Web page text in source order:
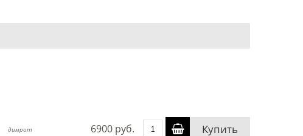
димрот 6900 руб. Купить